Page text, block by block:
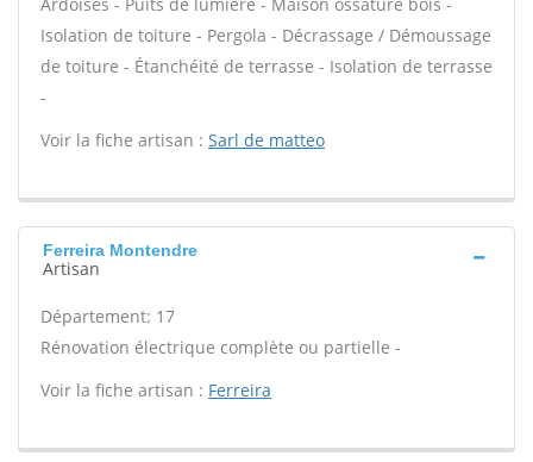
Isolation de toiture - Pergola - Décrassage / Démoussage
de toiture - Étanchéité de terrasse - Isolation de terrasse
-
Voir la fiche artisan : Sarl de matteo
Ferreira Montendre
Artisan
Département: 17
Rénovation électrique complète ou partielle -
Voir la fiche artisan : Ferreira